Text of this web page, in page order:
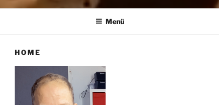
Menü
HOME